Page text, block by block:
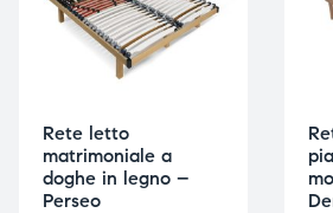
Rete letto
matrimoniale a
doghe in legno –
Perseo